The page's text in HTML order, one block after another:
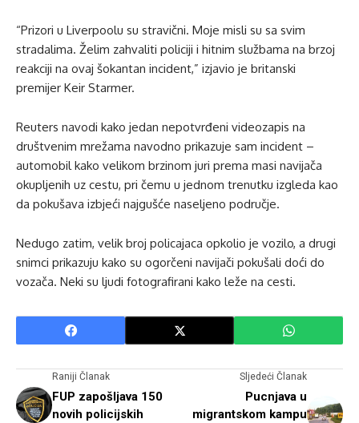
“Prizori u Liverpoolu su stravični. Moje misli su sa svim
stradalima. Želim zahvaliti policiji i hitnim službama na brzoj
reakciji na ovaj šokantan incident,” izjavio je britanski
premijer Keir Starmer.
Reuters navodi kako jedan nepotvrđeni videozapis na
društvenim mrežama navodno prikazuje sam incident –
automobil kako velikom brzinom juri prema masi navijača
okupljenih uz cestu, pri čemu u jednom trenutku izgleda kao
da pokušava izbjeći najgušće naseljeno područje.
Nedugo zatim, velik broj policajaca opkolio je vozilo, a drugi
snimci prikazuju kako su ogorčeni navijači pokušali doći do
vozača. Neki su ljudi fotografirani kako leže na cesti.
Raniji Članak
FUP zapošljava 150
novih policijskih
Sljedeći Članak
Pucnjava u
migrantskom kampu